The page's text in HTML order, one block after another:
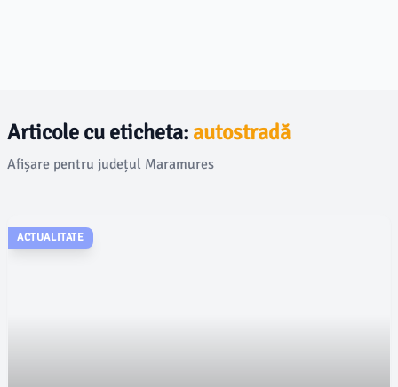
Articole cu eticheta: autostradă
Afișare pentru județul Maramures
ACTUALITATE